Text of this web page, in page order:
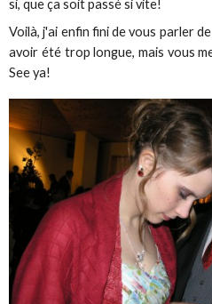
si, que ça soit passé si vite!
Voilà, j'ai enfin fini de vous parler
avoir été trop longue, mais vous
See ya!